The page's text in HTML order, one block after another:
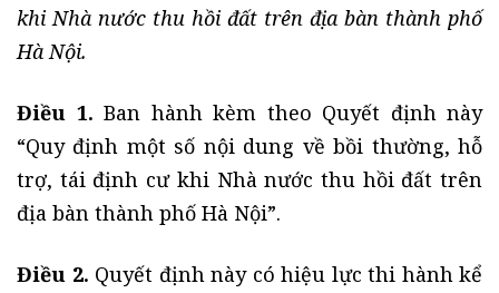
khi Nhà nước thu hồi đất trên địa bàn thành phố
Hà Nội.
Điều 1. Ban hành kèm theo Quyết định này
“Quy định một số nội dung về bồi thường, hỗ
trợ, tái định cư khi Nhà nước thu hồi đất trên
địa bàn thành phố Hà Nội”.
Điều 2. Quyết định này có hiệu lực thi hành kể